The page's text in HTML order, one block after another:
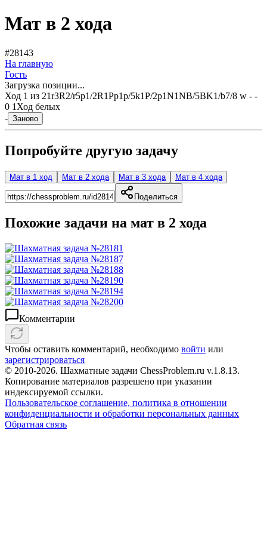
Мат в 2 хода
#28143
На главную
Гость
Загрузка позиции...
Ход 1 из 21r3R2/r5p1/2R1Pp1p/5k1P/2p1N1NB/5BK1/b7/8 w - -
0 1 Ход белых
- Заново
Попробуйте другую задачу
Мат в 1 ход Мат в 2 хода Мат в 3 хода Мат в 4 хода
Поделиться
Похожие задачи на мат в 2 хода
Комментарии
Чтобы оставить комментарий, необходимо войти или
зарегистрироваться
© 2010-2026. Шахматные задачи ChessProblem.ru v.1.8.13.
Копирование материалов разрешено при указании
индексируемой ссылки.
Пользовательское соглашение, политика в отношении
конфиденциальности и обработки персональных данных
Обратная связь